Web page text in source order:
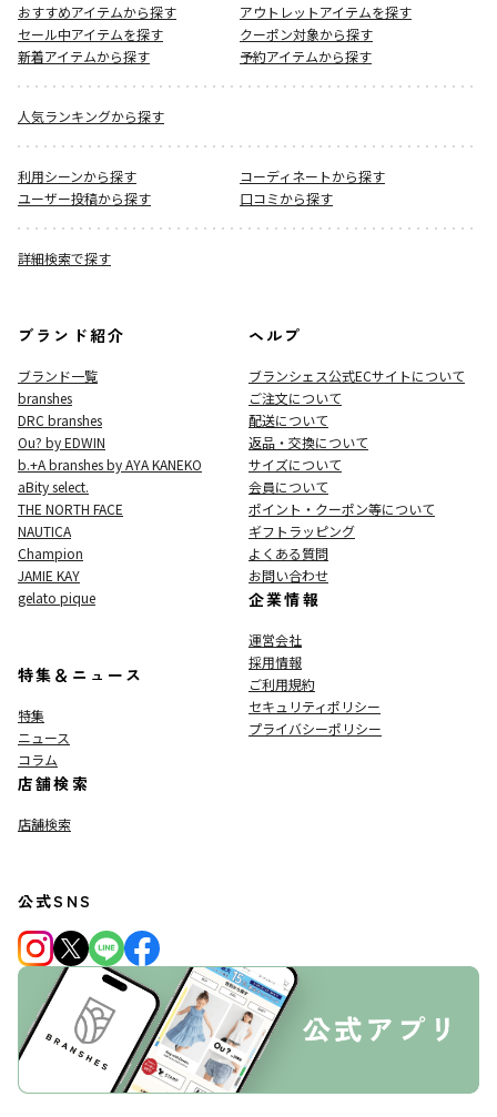
おすすめアイテムから探す
アウトレットアイテムを探す
セール中アイテムを探す
クーポン対象から探す
新着アイテムから探す
予約アイテムから探す
人気ランキングから探す
利用シーンから探す
コーディネートから探す
ユーザー投稿から探す
口コミから探す
詳細検索で探す
ブランド紹介
ブランド一覧
branshes
DRC branshes
Ou? by EDWIN
b.+A branshes by AYA KANEKO
aBity select.
THE NORTH FACE
NAUTICA
Champion
JAMIE KAY
gelato pique
特集＆ニュース
特集
ニュース
コラム
店舗検索
店舗検索
ヘルプ
ブランシェス公式ECサイトについて
ご注文について
配送について
返品・交換について
サイズについて
会員について
ポイント・クーポン等について
ギフトラッピング
よくある質問
お問い合わせ
企業情報
運営会社
採用情報
ご利用規約
セキュリティポリシー
プライバシーポリシー
公式SNS